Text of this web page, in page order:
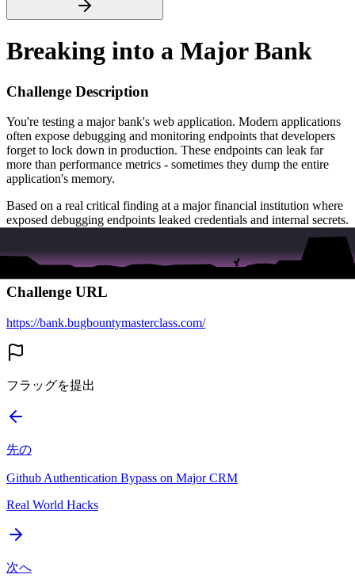
Breaking into a Major Bank
Challenge Description
You're testing a major bank's web application. Modern applications
often expose debugging and monitoring endpoints that developers
forget to lock down in production. These endpoints can leak far
more than performance metrics - sometimes they dump the entire
application's memory.
Based on a real critical finding at a major financial institution where
exposed debugging endpoints leaked credentials and internal secrets.
Your mission, should you choose to accept it: find the exposed
endpoint, dig through what it reveals, and extract the flag.
Challenge URL
https://bank.bugbountymasterclass.com/
フラッグを提出
先の
Github Authentication Bypass on Major CRM
Real World Hacks
次へ